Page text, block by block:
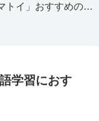
トイ」おすすめの観
学習におす